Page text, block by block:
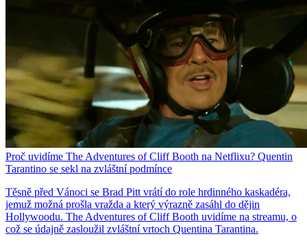
Proč uvidíme The Adventures of Cliff Booth na Netflixu? Quentin
Tarantino se sekl na zvláštní podmínce
Těsně před Vánoci se Brad Pitt vrátí do role hrdinného kaskadéra,
jemuž možná prošla vražda a který výrazně zasáhl do dějin
Hollywoodu. The Adventures of Cliff Booth uvidíme na streamu, o
což se údajně zasloužil zvláštní vrtoch Quentina Tarantina.